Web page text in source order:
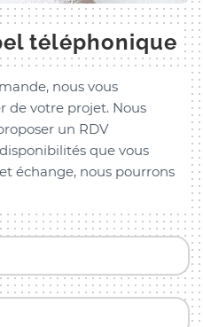
téléphonique
nous vous
de votre projet. Nous
un RDV
que vous
échange, nous pourrons